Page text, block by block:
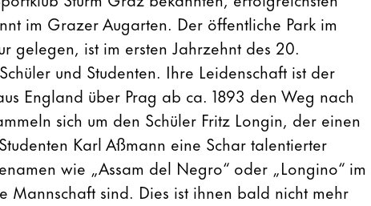
im Grazer Augarten. Der öffentliche Park im
gelegen, ist im ersten Jahrzehnt des 20.
und Studenten. Ihre Leidenschaft ist der
England über Prag ab ca. 1893 den Weg nach
sich um den Schüler Fritz Longin, der einen
Karl Aßmann eine Schar talentierter
wie „Assam del Negro“ oder „Longino“ im
Mannschaft sind. Dies ist ihnen bald nicht mehr